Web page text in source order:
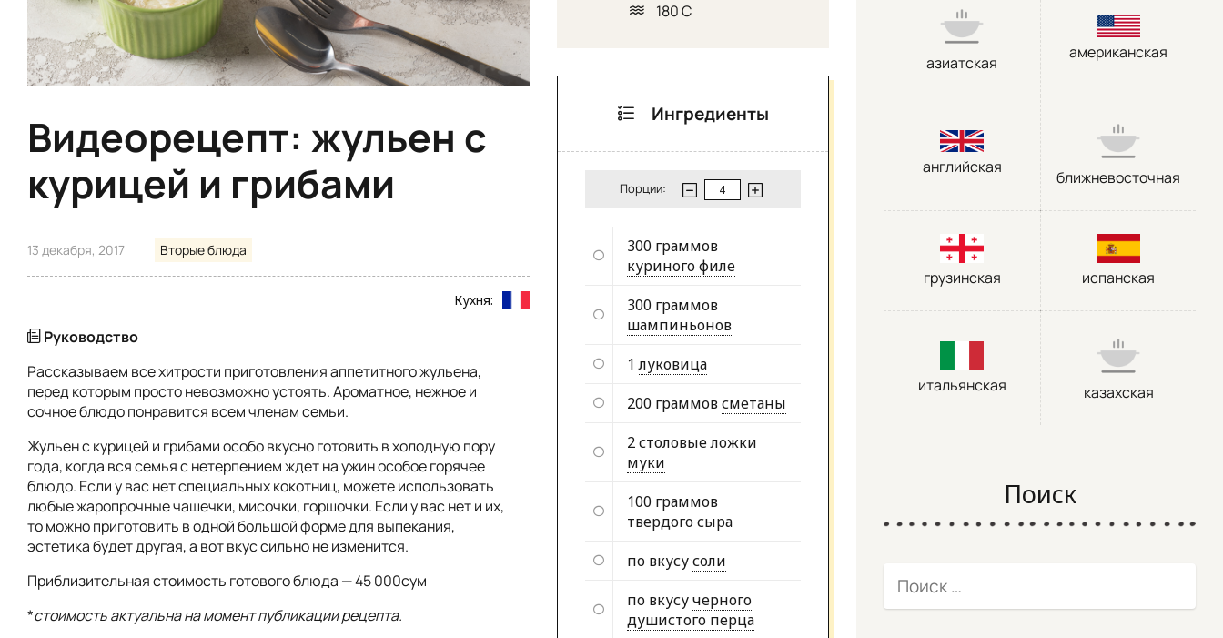
Видеорецепт: жульен с
курицей и грибами
13 декабря, 2017 Вторые блюда
Кухня:
Руководство
Рассказываем все хитрости приготовления аппетитного жульена,
перед которым просто невозможно устоять. Ароматное, нежное и
сочное блюдо понравится всем членам семьи.
Жульен с курицей и грибами особо вкусно готовить в холодную пору
года, когда вся семья с нетерпением ждет на ужин особое горячее
блюдо. Если у вас нет специальных кокотниц, можете использовать
любые жаропрочные чашечки, мисочки, горшочки. Если у вас нет и их,
то можно приготовить в одной большой форме для выпекания,
эстетика будет другая, а вот вкус сильно не изменится.
Приблизительная стоимость готового блюда — 45 000сум
*стоимость актуальна на момент публикации рецепта.
180 С
Ингредиенты
Порции:
300 граммов
куриного филе
300 граммов
шампиньонов
1 луковица
200 граммовсметаны
2 столовые ложки
муки
100 граммов
твердого сыра
по вкусусоли
по вкусучерного
душистого перца
азиатская
американская
английская
ближневосточная
грузинская испанская
итальянская казахская
Поиск